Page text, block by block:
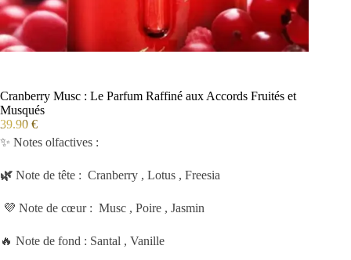
Cranberry Musc : Le Parfum Raffiné aux Accords Fruités et
Musqués
39.90 €
✨ Notes olfactives :
🌿 Note de tête : Cranberry , Lotus , Freesia
💜 Note de cœur : Musc , Poire , Jasmin
🔥 Note de fond : Santal , Vanille